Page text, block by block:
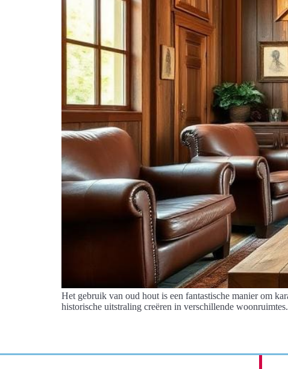
Het gebruik van oud hout is een fantastische manier om
historische uitstraling creëren in verschillende